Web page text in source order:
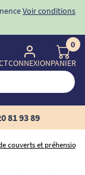
Voir conditions
CONNEXION
0
PANIER
81 93 89
couverts et préhension